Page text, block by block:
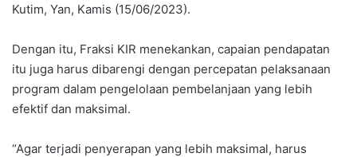
Kutim, Yan, Kamis (15/06/2023).
Dengan itu, Fraksi KIR menekankan, capaian pendapatan
itu juga harus dibarengi dengan percepatan pelaksanaan
program dalam pengelolaan pembelanjaan yang lebih
efektif dan maksimal.
“Agar terjadi penyerapan yang lebih maksimal, harus